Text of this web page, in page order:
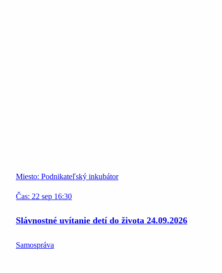
Miesto: Podnikateľský inkubátor
Čas: 22 sep 16:30
Slávnostné uvítanie detí do života 24.09.2026
Samospráva